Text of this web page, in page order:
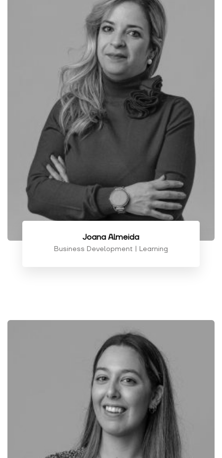
Joana Almeida
Business Development | Learning